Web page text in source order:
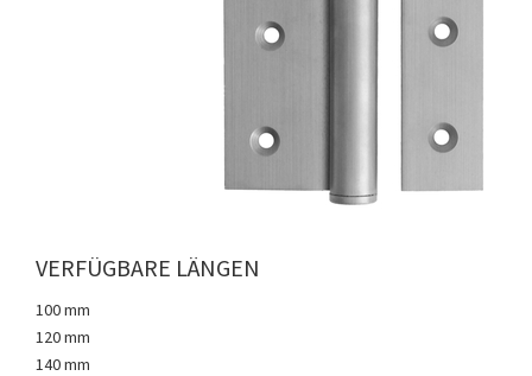
VERFÜGBARE LÄNGEN
100 mm
120 mm
140 mm